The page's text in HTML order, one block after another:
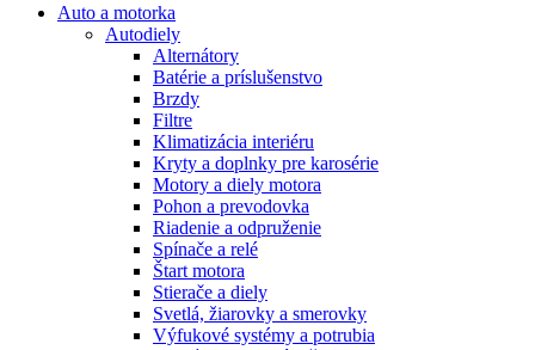
Auto a motorka
Autodiely
Alternátory
Batérie a príslušenstvo
Brzdy
Filtre
Klimatizácia interiéru
Kryty a doplnky pre karosérie
Motory a diely motora
Pohon a prevodovka
Riadenie a odpruženie
Spínače a relé
Štart motora
Stierače a diely
Svetlá, žiarovky a smerovky
Výfukové systémy a potrubia